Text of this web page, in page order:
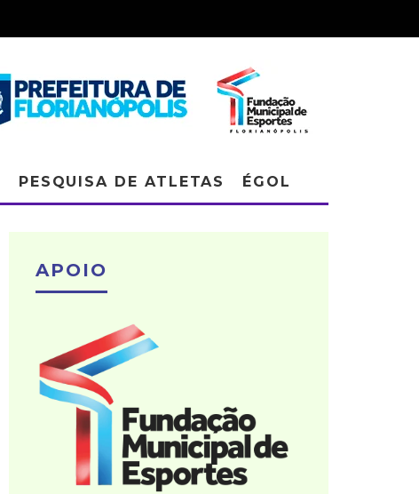
PESQUISA DE ATLETAS ÉGOL
APOIO